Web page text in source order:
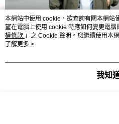
本網站中使用 cookie，欲查詢有關本網站
望在電腦上使用 cookie 時應如何變更電腦
權條款 」之 Cookie 聲明。您繼續使用本
用條款之 Cookie 聲明使用 cookie。
了解更多 >
我知